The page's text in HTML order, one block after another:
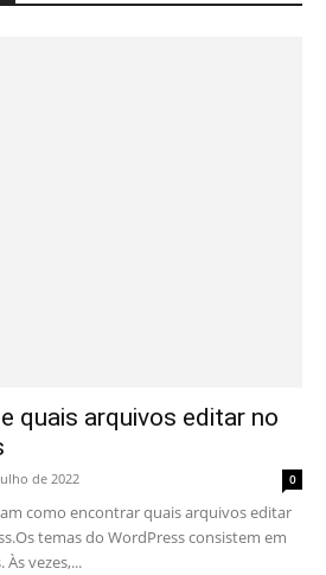
quais arquivos editar no
de 2022 0
como encontrar quais arquivos editar
temas do WordPress consistem em
vezes,...